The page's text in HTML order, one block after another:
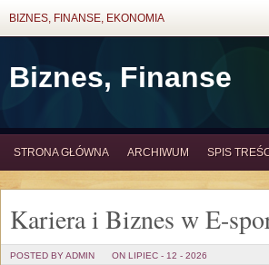
BIZNES, FINANSE, EKONOMIA
Biznes, Finanse
STRONA GŁÓWNA ARCHIWUM SPIS
Kariera i Biznes w E-
POSTED BY ADMIN ON LIPIEC - 12 - 2026